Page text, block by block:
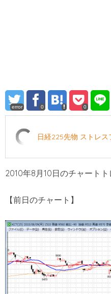
error 0 0
日経225先物 ストレ
2010年8月10日のチャート
【前日のチャート】